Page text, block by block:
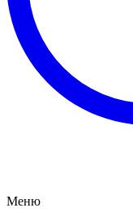
Меню